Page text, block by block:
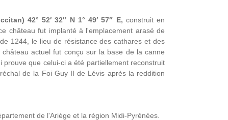
42° 52′ 32″ N 1° 49′ 57″ E, construit en
château fut implanté à l'emplacement arasé de
1244, le lieu de résistance des cathares et des
actuel fut conçu sur la base de la canne
que celui-ci a été partiellement reconstruit
de la Foi Guy II de Lévis après la reddition
de l'Ariège et la région Midi-Pyrénées.